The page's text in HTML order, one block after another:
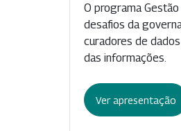
O programa
desafios da
curadores de
das informações.
Ver apresentação